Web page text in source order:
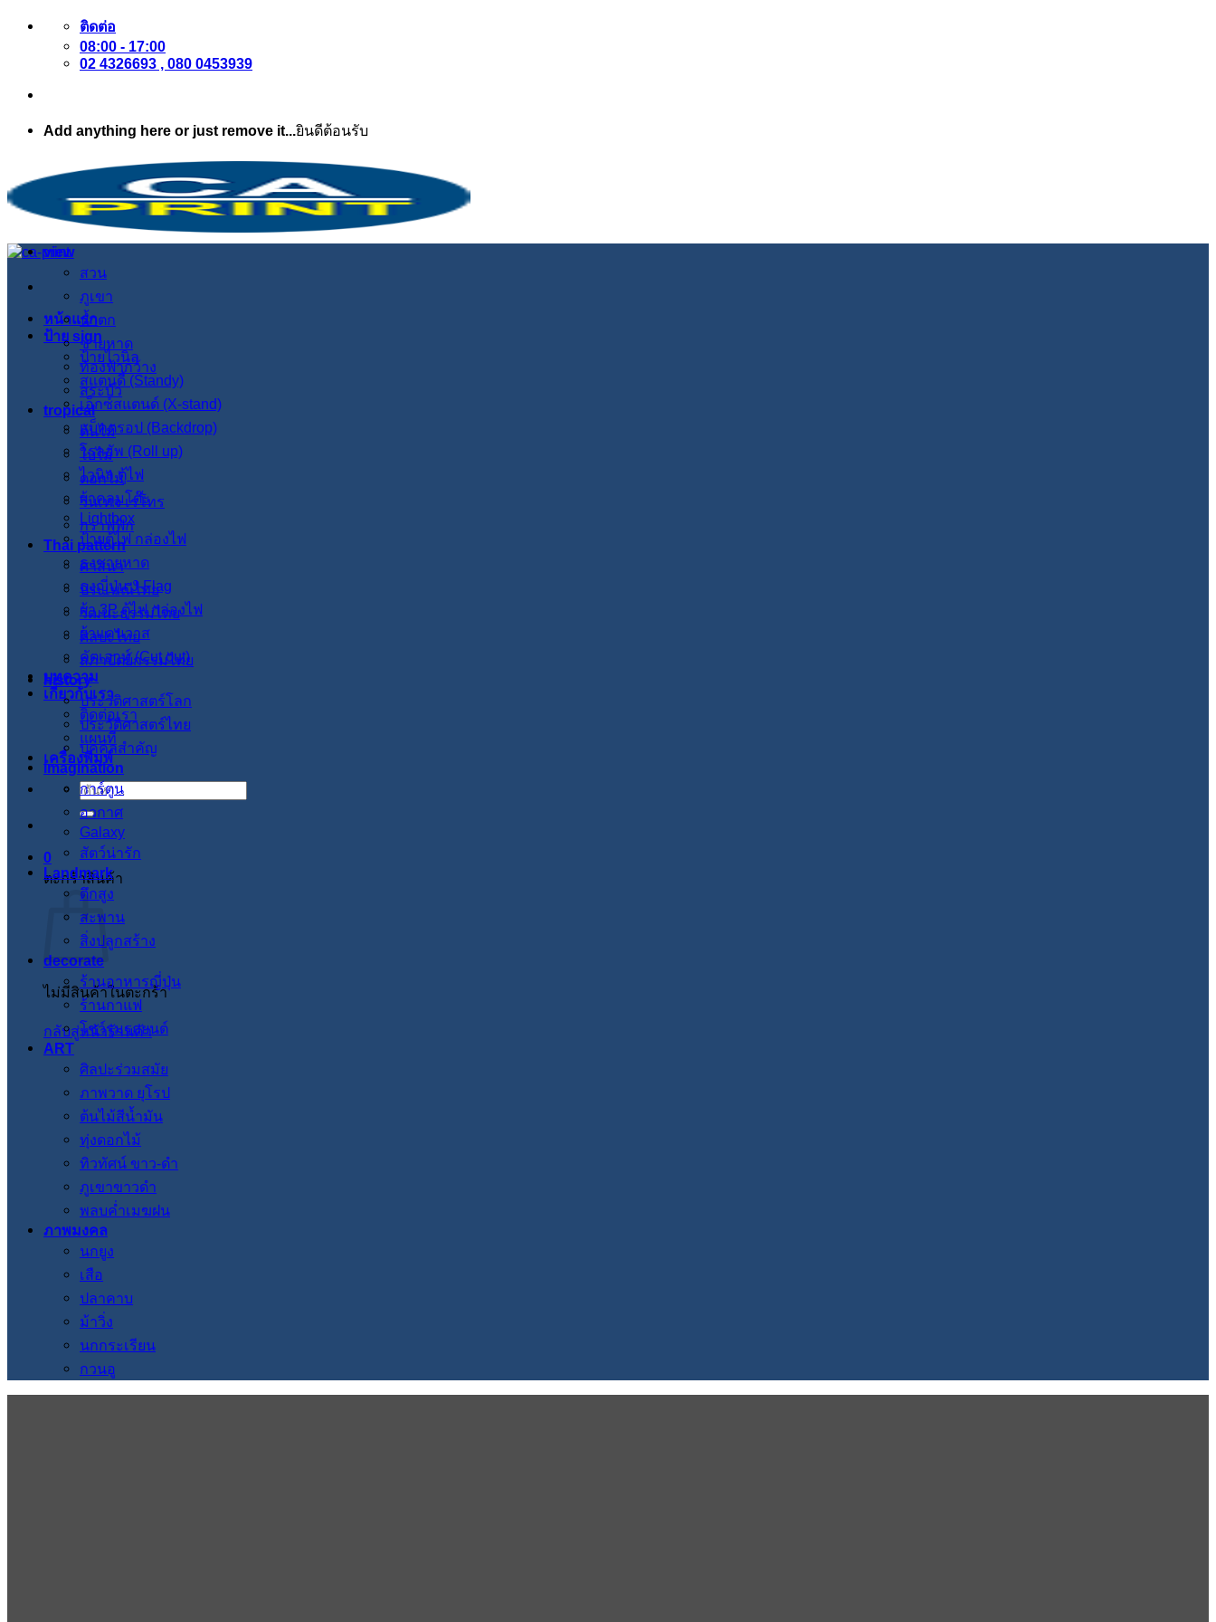
ข้าม
เนื้อหา
ติดต่อ
08:00 - 17:00
02 4326693 , 080 0453939
Add anything here or just remove it...ยินดีต้อนรับ
หน้าแรก
ป้าย sign
ป้ายไวนิล
สแตนดี้ (Standy)
เอ็กซ์สแตนด์ (X-stand)
แบ็คดรอป (Backdrop)
โรลอัพ (Roll up)
ไวนิล ตู้ไฟ
ผ้าคลุมโต๊ะ
Lightbox
ป้ายตู้ไฟ กล่องไฟ
ธงชายหาด
ธงญี่ปุ่น J-Flag
ผ้า 3P ตู้ไฟ กล่องไฟ
ผ้าแคนวาส
คัตเอาท์ (Cut out)
บทความ
เกี่ยวกับเรา
ติดต่อเรา
แผนที่
เครื่องพิมพ์
ค้นหา:
0
ตะกร้าสินค้า
ไม่มีสินค้าในตะกร้า
กลับสู่หน้าร้านค้า
view
สวน
ภูเขา
น้ำตก
ชายหาด
ท้องฟ้ากว้าง
สระบัว
tropical
ต้นไม้
ใบไม้
ดอกไม้
วินเทจ เรโทร
กราฟฟิก
Thai pattern
ศาสนา
ประเพณีไทย
วัฒนะธรรมไทย
ศิลปะไทย
สภาปัตย์กรรมไทย
history
ประวัติศาสตร์โลก
ประวัติศาสตร์ไทย
บุคคลสำคัญ
imagination
การ์ตูน
อวกาศ
Galaxy
สัตว์น่ารัก
Landmark
ตึกสูง
สะพาน
สิ่งปลูกสร้าง
decorate
ร้านอาหารญี่ปุ่น
ร้านกาแฟ
โชว์รูมรถยนต์
ART
ศิลปะร่วมสมัย
ภาพวาด ยุโรป
ต้นไม้สีน้ำมัน
ทุ่งดอกไม้
ทิวทัศน์ ขาว-ดำ
ภูเขาขาวดำ
พลบค่ำเมฆฝน
ภาพมงคล
นกยูง
เสือ
ปลาคาบ
ม้าวิ่ง
นกกระเรียน
กวนอู